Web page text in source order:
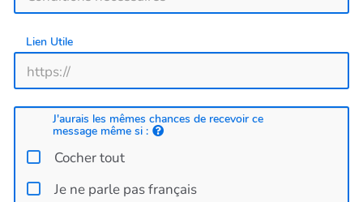
Lien Utile
J'aurais les mêmes chances de recevoir ce
message même si :
Cocher tout
Je ne parle pas français